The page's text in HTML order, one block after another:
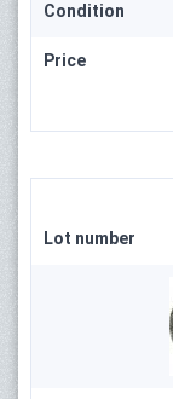
Condition
Price
Lot number